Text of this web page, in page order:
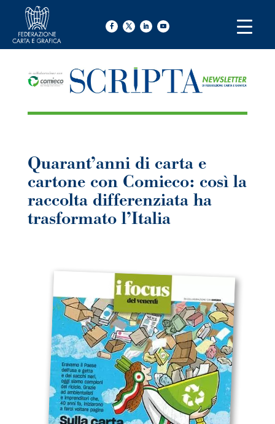
Quarant’anni di carta e
cartone con Comieco: così la
raccolta differenziata ha
trasformato l’Italia